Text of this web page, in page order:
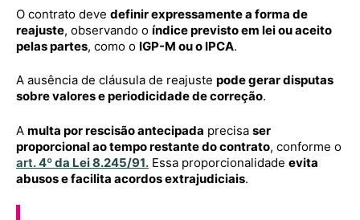
O contrato deve definir expressamente a forma de
reajuste, observando o índice previsto em lei ou aceito
pelas partes, como o IGP-M ou o IPCA.
A ausência de cláusula de reajuste pode gerar disputas
sobre valores e periodicidade de correção.
A multa por rescisão antecipada precisa ser
proporcional ao tempo restante do contrato, conforme o
art.4º da Lei 8.245/91. Essa proporcionalidade evita
abusos e facilita acordos extrajudiciais.